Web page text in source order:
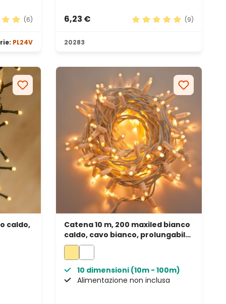
(6)
PL24V
6,23 €
(9)
20283
caldo,
Catena 10 m, 200 maxiled bianco
caldo, cavo bianco, prolungabile,
IP67
10 dimensioni (10m - 100m)
Alimentazione non inclusa